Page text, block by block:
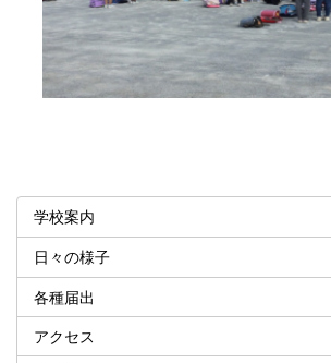
学校案内
日々の様子
各種届出
アクセス